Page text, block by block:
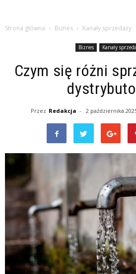
Strona główna Biznes Kanały sprzedaży
Biznes Kanały
Czym się różni
Przez Redakcja - 2 października